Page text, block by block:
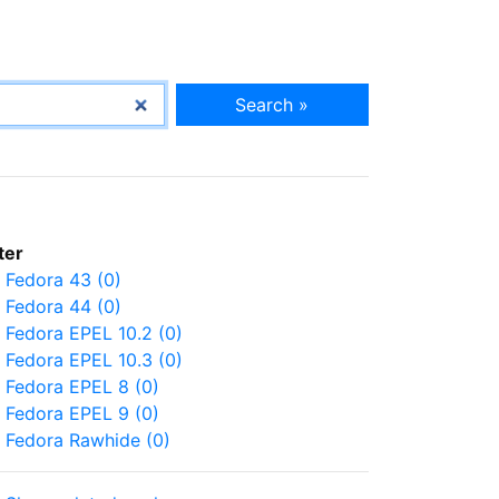
Search »
Fedora 43 (0)
Fedora 44 (0)
Fedora EPEL 10.2 (0)
Fedora EPEL 10.3 (0)
Fedora EPEL 8 (0)
Fedora EPEL 9 (0)
Fedora Rawhide (0)